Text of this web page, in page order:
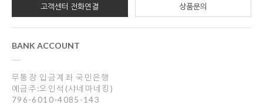
고객센터 전화연결 상품문의
BANK ACCOUNT
무통장 입금계좌 국민은행
예금주:오인석(샤네마네킹)
796-6010-4085-143